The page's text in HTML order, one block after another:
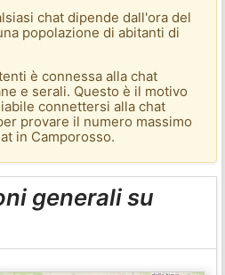
chat dipende dall'ora del
popolazione di abitanti di
è connessa alla chat
e serali. Questo è il motivo
connettersi alla chat
provare il numero massimo
in Camporosso.
generali su